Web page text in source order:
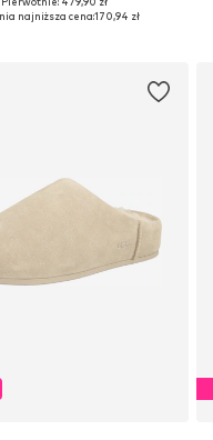
36, 37, 38, 39, 40, 41
najniższa cena:170,94 zł